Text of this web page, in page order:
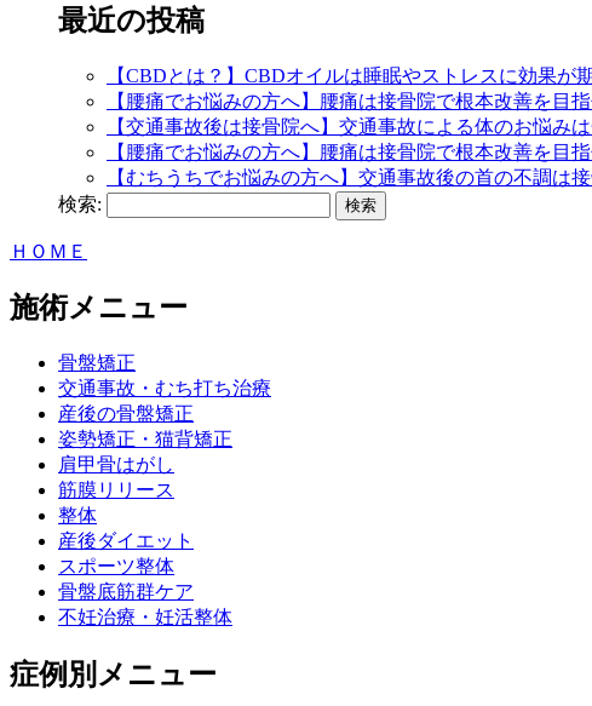
最近の投稿
【CBDとは？】CBDオイルは睡眠やストレスに効果が
【腰痛でお悩みの方へ】腰痛は接骨院で根本改善を目
【交通事故後は接骨院へ】交通事故による体のお悩み
【腰痛でお悩みの方へ】腰痛は接骨院で根本改善を目
【むちうちでお悩みの方へ】交通事故後の首の不調は
検索:
ＨＯＭＥ
施術メニュー
骨盤矯正
交通事故・むち打ち治療
産後の骨盤矯正
姿勢矯正・猫背矯正
肩甲骨はがし
筋膜リリース
整体
産後ダイエット
スポーツ整体
骨盤底筋群ケア
不妊治療・妊活整体
症例別メニュー